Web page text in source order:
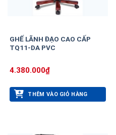
GHẾ LÃNH ĐẠO CAO CẤP
TQ11-DA PVC
4.380.000₫
THÊM VÀO GIỎ HÀNG